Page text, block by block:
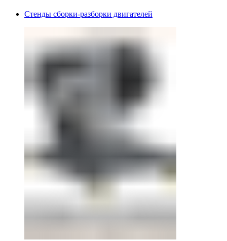
Стенды сборки-разборки двигателей